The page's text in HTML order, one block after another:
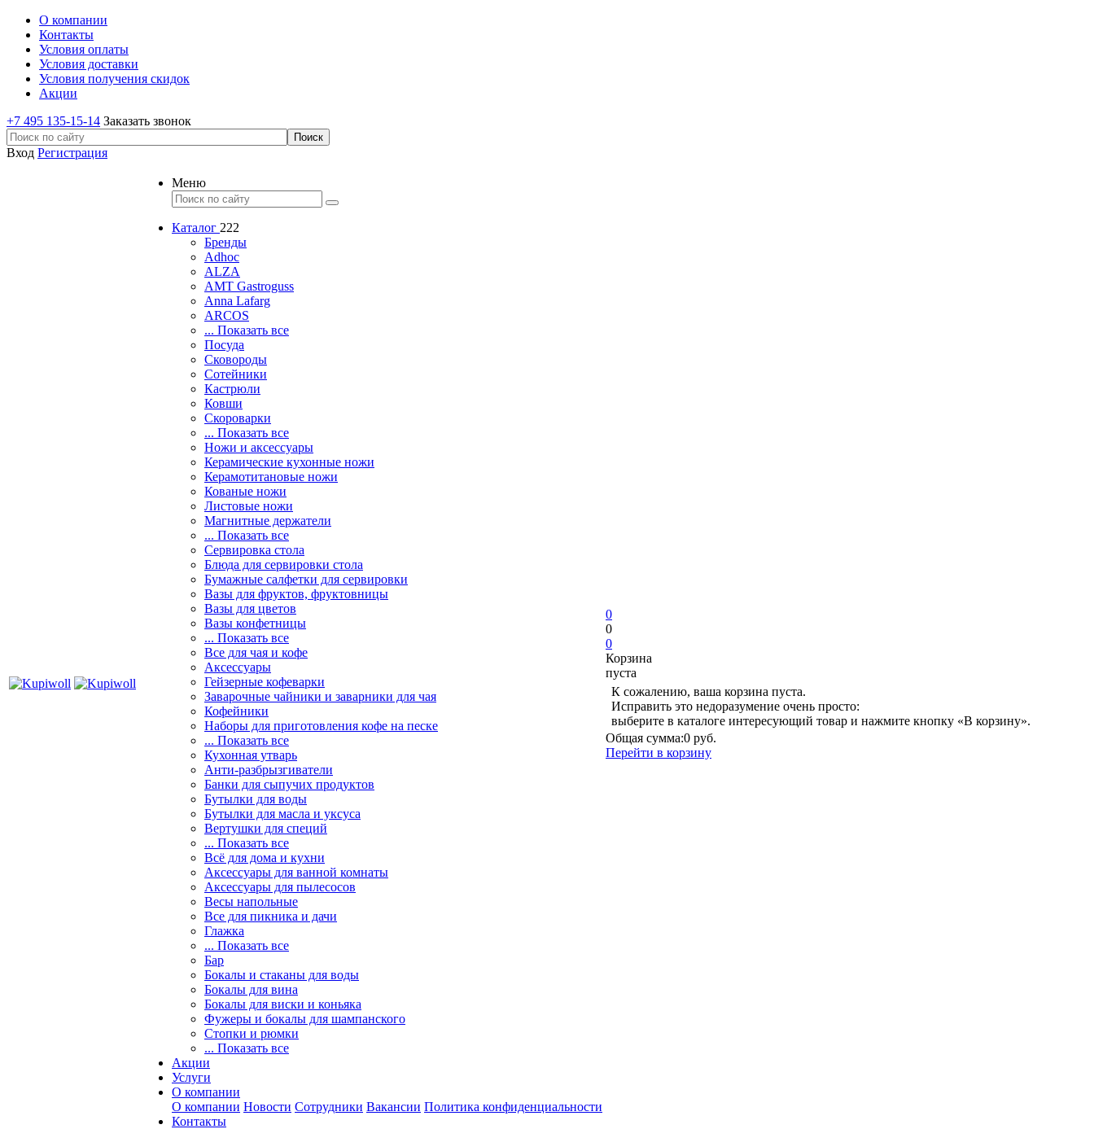
О компании
Контакты
Условия оплаты
Условия доставки
Условия получения скидок
Акции
+7 495 135-15-14 Заказать звонок
Вход Регистрация
Меню
Каталог 222
Бренды
Adhoc
ALZA
AMT Gastroguss
Anna Lafarg
ARCOS
... Показать все
Посуда
Сковороды
Сотейники
Кастрюли
Ковши
Скороварки
... Показать все
Ножи и аксессуары
Керамические кухонные ножи
Керамотитановые ножи
Кованые ножи
Листовые ножи
Магнитные держатели
... Показать все
Сервировка стола
Блюда для сервировки стола
Бумажные салфетки для сервировки
Вазы для фруктов, фруктовницы
Вазы для цветов
Вазы конфетницы
... Показать все
Все для чая и кофе
Аксессуары
Гейзерные кофеварки
Заварочные чайники и заварники для чая
Кофейники
Наборы для приготовления кофе на песке
... Показать все
Кухонная утварь
Анти-разбрызгиватели
Банки для сыпучих продуктов
Бутылки для воды
Бутылки для масла и уксуса
Вертушки для специй
... Показать все
Всё для дома и кухни
Аксессуары для ванной комнаты
Аксессуары для пылесосов
Весы напольные
Все для пикника и дачи
Глажка
... Показать все
Бар
Бокалы и стаканы для воды
Бокалы для вина
Бокалы для виски и коньяка
Фужеры и бокалы для шампанского
Стопки и рюмки
... Показать все
Акции
Услуги
О компании
О компании Новости Сотрудники Вакансии Политика конфиденциальности
Контакты
0
0
0
Корзина
пуста
К сожалению, ваша корзина пуста.
Исправить это недоразумение очень просто:
выберите в каталоге интересующий товар и нажмите кнопку «В корзину».
Общая сумма:0 руб.
Перейти в корзину